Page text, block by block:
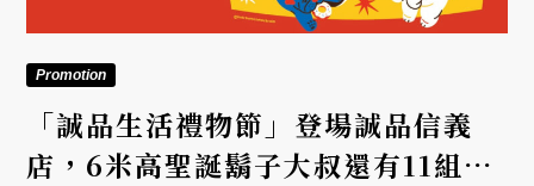
Promotion
「誠品生活禮物節」登場誠品信義
店，6米高聖誕鬍子大叔還有11組音